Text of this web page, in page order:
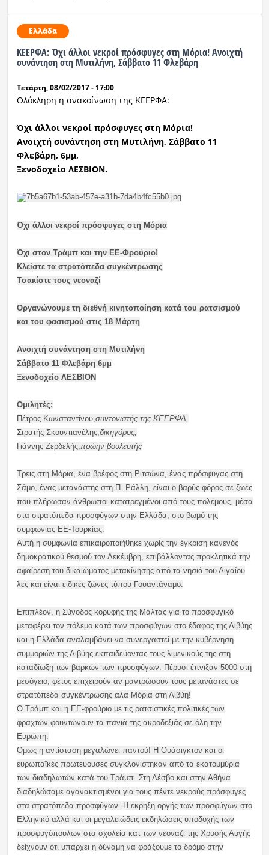
Ελλάδα
ΚΕΕΡΦΑ: Όχι άλλοι νεκροί πρόσφυγες στη Μόρια! Ανοιχτή
συνάντηση στη Μυτιλήνη, Σάββατο 11 Φλεβάρη
Τετάρτη, 08/02/2017 - 17:00
Ολόκληρη η ανακοίνωση της ΚΕΕΡΦΑ:
Όχι άλλοι νεκροί πρόσφυγες στη Μόρια!
Ανοιχτή συνάντηση στη Μυτιλήνη, Σάββατο 11
Φλεβάρη, 6μμ,
Ξενοδοχείο ΛΕΣΒΙΟΝ.
Όχι άλλοι νεκροί πρόσφυγες στη Μόρια
Όχι στον Τράμπ και την ΕΕ-Φρούριο!
Κλείστε τα στρατόπεδα συγκέντρωσης
Tσακίστε τους νεοναζί
Οργανώνουμε τη διεθνή κινητοποίηση κατά του ρατσισμού
και του φασισμού στις 18 Mάρτη
Ανοιχτή συνάντηση στη Μυτιλήνη
Σάββατο 11 Φλεβάρη 6μμ
Ξενοδοχείο ΛΕΣΒΙΟΝ
Ομιλητές:
Πέτρος Κωνσταντίνου, συντονιστής της ΚΕΕΡΦΑ,
Στρατής Σκουντιανέλης, δικηγόρος,
Γιάννης Ζερδελής, πρώην βουλευτής
Τρεις στη Μόρια, ένα βρέφος στη Ριτσώνα, ένας πρόσφυγας στη
Σάμο, ένας μετανάστης στη Π. Ράλλη, είναι ο βαρύς φόρος σε ζωές
που πλήρωσαν άνθρωποι κατατρεγμένοι από τους πολέμους, μέσα
στα στρατόπεδα προσφύγων στην Ελλάδα, στο βωμό της
συμφωνίας ΕΕ-Τουρκίας.
Αυτή η συμφωνία επικαιροποιήθηκε χωρίς την έγκριση κανενός
δημοκρατικού θεσμού τον Δεκέμβρη, επιβάλλοντας προκλητικά την
αφαίρεση του δικαιώματος μετακίνησης από τα νησιά του Αιγαίου
λες και είναι ειδικές ζώνες τύπου Γουαντάναμο.
Επιπλέον, η Σύνοδος κορυφής της Μάλτας για το προσφυγικό
μεταφέρει τον πόλεμο κατά των προσφύγων στο έδαφος της Λιβύης
και η Ελλάδα αναλαμβάνει να συνεργαστεί με την κυβέρνηση
συμμοριών της Λιβύης εκπαιδεύοντας τους λιμενικούς της στη
καταδίωξη των βαρκών των προσφύγων. Πέρυσι έπνιξαν 5000 στη
μεσόγειο, φέτος επιχειρούν αν μαντρώσουν τους μετανάστες σε
στρατόπεδα συγκέντρωσης αλα Μόρια στη Λιβύη!
Ο Τράμπ και η ΕΕ-φρούριο με τις ρατσιστικές πολιτικές των
φραχτών φουντώνουν τα πανιά της ακροδεξιάς σε όλη την
Ευρώπη.
Ομως η αντίσταση μεγαλώνει παντού! Η Ουάσιγκτον και οι
ευρωπαϊκές πρωτεύουσες συγκλονίστηκαν από τα εκατομμύρια
των διαδηλωτών κατά του Τράμπ. Στη Λέσβο και στην Αθήνα
διαδηλώσαμε αγανακτισμένοι για τους πέντε νεκρούς πρόσφυγες
στα στρατόπεδα προσφύγων. Η έκρηξη οργής των προσφύγων στο
Ελληνικό αλλά και οι μεγαλειώδεις εκδηλώσεις υποδοχής των
προσφυγόπουλων στα σχολεία κατ των νεοναζί της Χρυσής Αυγής
δείχνουν ότι υπάρχει η δύναμη να φράξουμε το δρόμο στην